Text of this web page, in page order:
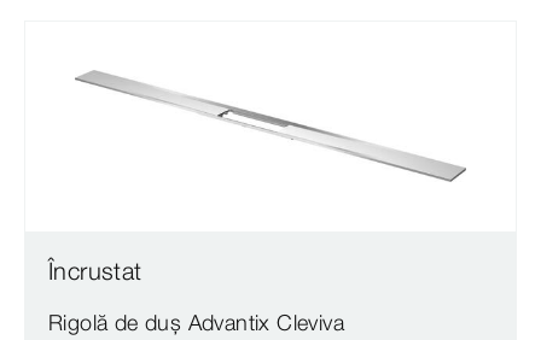
Încrustat
Rigolă de duș Advantix Cleviva